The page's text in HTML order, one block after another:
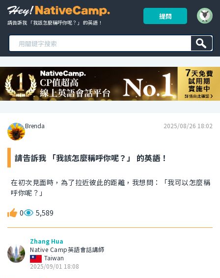
請告訴我 「我該怎麼稱呼你呢？」 的英語！
提問
Brenda 2025/08/26 18:02
請告訴我 「我該怎麼稱呼你呢？」 的英語！
在初次見面時，為了拉近彼此的距離，我想問：「我可以怎麼稱
呼你呢？」
0 5,589
Zhang Hua
Native Camp英語會話講師
Taiwan
2025/09/01 18:08